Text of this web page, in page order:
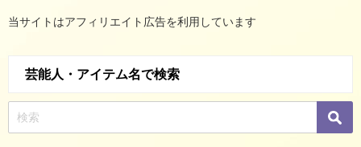
当サイトはアフィリエイト広告を利用しています
芸能人・アイテム名で検索